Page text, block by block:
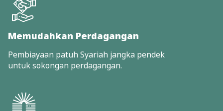
Memudahkan Perdagangan
Pembiayaan patuh Syariah jangka pendek
untuk sokongan perdagangan.